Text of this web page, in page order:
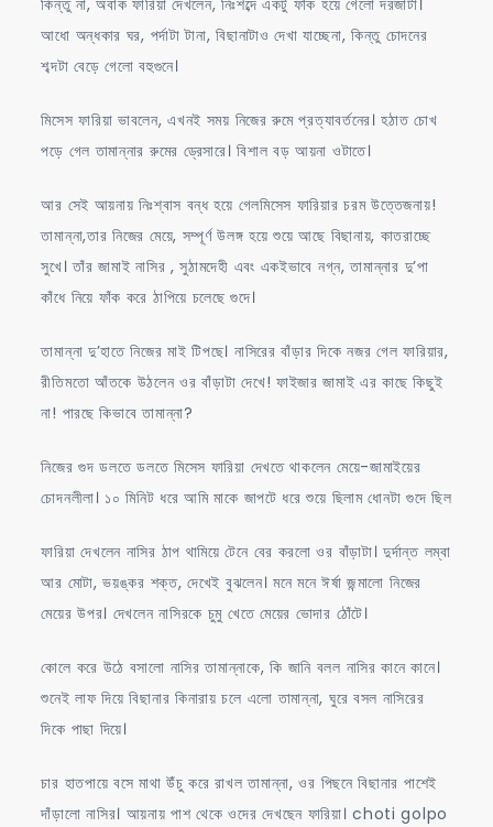
কিন্তু না, অবাক ফারিয়া দেখলেন, নিঃশব্দে একটু ফাঁক হয়ে গেলো দরজাটা।
আধো অন্ধকার ঘর, পর্দাটা টানা, বিছানাটাও দেখা যাচ্ছেনা, কিন্তু চোদনের
শব্দটা বেড়ে গেলো বহুগুনে।
মিসেস ফারিয়া ভাবলেন, এখনই সময় নিজের রুমে প্রত্যাবর্তনের। হঠাত চোখ
পড়ে গেল তামান্নার রুমের ড্রেসারে। বিশাল বড় আয়না ওটাতে।
আর সেই আয়নায় নিঃশ্বাস বন্ধ হয়ে গেলমিসেস ফারিয়ার চরম উত্তেজনায়!
তামান্না,তার নিজের মেয়ে, সম্পূর্ণ উলঙ্গ হয়ে শুয়ে আছে বিছানায়, কাতরাচ্ছে
সুখে। তাঁর জামাই নাসির , সুঠামদেহী এবং একইভাবে নগ্ন, তামান্নার দু’পা
কাঁধে নিয়ে ফাঁক করে ঠাপিয়ে চলেছে গুদে।
তামান্না দু’হাতে নিজের মাই টিপছে। নাসিরের বাঁড়ার দিকে নজর গেল ফারিয়ার,
রীতিমতো আঁতকে উঠলেন ওর বাঁড়াটা দেখে! ফাইজার জামাই এর কাছে কিছুই
না! পারছে কিভাবে তামান্না?
নিজের গুদ ডলতে ডলতে মিসেস ফারিয়া দেখতে থাকলেন মেয়ে-জামাইয়ের
চোদনলীলা। ১০ মিনিট ধরে আমি মাকে জাপটে ধরে শুয়ে ছিলাম ধোনটা গুদে ছিল
ফারিয়া দেখলেন নাসির ঠাপ থামিয়ে টেনে বের করলো ওর বাঁড়াটা। দুর্দান্ত লম্বা
আর মোটা, ভয়ঙ্কর শক্ত, দেখেই বুঝলেন। মনে মনে ঈর্ষা জন্মালো নিজের
মেয়ের উপর। দেখলেন নাসিরকে চুমু খেতে মেয়ের ভোদার ঠোঁটে।
কোলে করে উঠে বসালো নাসির তামান্নাকে, কি জানি বলল নাসির কানে কানে।
শুনেই লাফ দিয়ে বিছানার কিনারায় চলে এলো তামান্না, ঘুরে বসল নাসিরের
দিকে পাছা দিয়ে।
চার হাতপায়ে বসে মাথা উঁচু করে রাখল তামান্না, ওর পিছনে বিছানার পাশেই
দাঁড়ালো‌ নাসির। আয়নায় পাশ থেকে ওদের দেখছেন ফারিয়া। choti golpo